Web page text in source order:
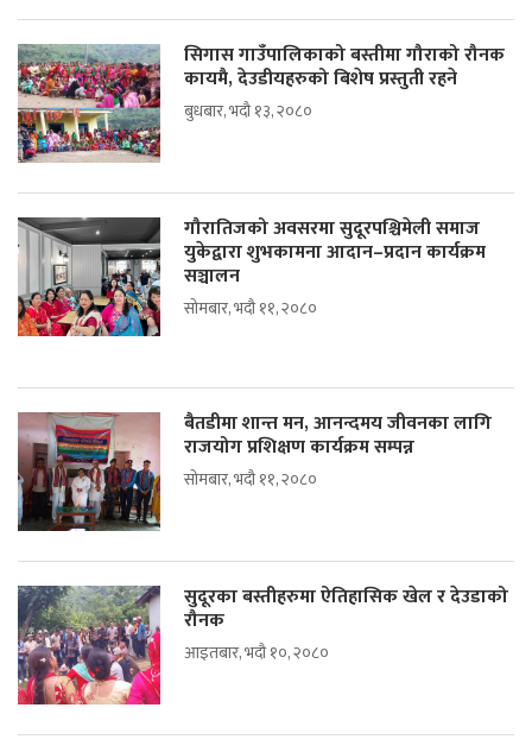
सिगास गाउँपालिकाको बस्तीमा गौराको रौनक
कायमै, देउडीयहरुको बिशेष प्रस्तुती रहने
बुधबार, भदौ १३, २०८०
गौरातिजको अवसरमा सुदूरपश्चिमेली समाज
युकेद्वारा शुभकामना आदान–प्रदान कार्यक्रम
सञ्चालन
सोमबार, भदौ ११, २०८०
बैतडीमा शान्त मन, आनन्दमय जीवनका लागि
राजयोग प्रशिक्षण कार्यक्रम सम्पन्न
सोमबार, भदौ ११, २०८०
सुदूरका बस्तीहरुमा ऐतिहासिक खेल र देउडाको
रौनक
आइतबार, भदौ १०, २०८०